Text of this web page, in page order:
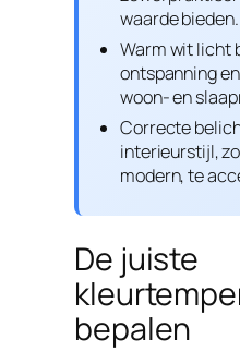
waarde bieden.
Warm wit licht
ontspanning
woon- en
Correcte
interieurstijl,
modern, te
De juiste
bepalen